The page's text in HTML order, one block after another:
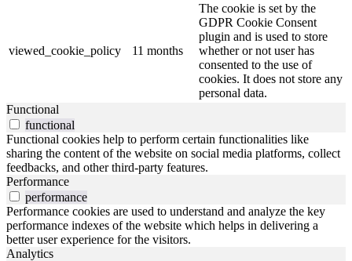
viewed_cookie_policy 11 months
The cookie is set by the
GDPR Cookie Consent
plugin and is used to store
whether or not user has
consented to the use of
cookies. It does not store any
personal data.
Functional
functional
Functional cookies help to perform certain functionalities like
sharing the content of the website on social media platforms, collect
feedbacks, and other third-party features.
Performance
performance
Performance cookies are used to understand and analyze the key
performance indexes of the website which helps in delivering a
better user experience for the visitors.
Analytics